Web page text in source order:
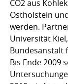
CO2 aus
Ostholstein
werden.
Universität
Bundesanstalt
Bis Ende 2009